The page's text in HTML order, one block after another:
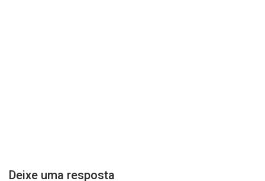
Deixe uma resposta